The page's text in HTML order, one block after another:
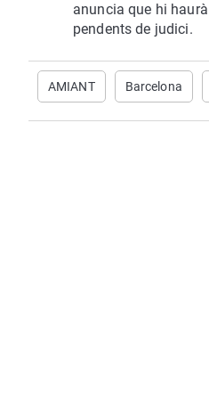
anuncia que hi
pendents de judici.
AMIANT Barcelona